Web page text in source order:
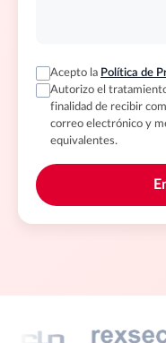
Acepto la Política de
Autorizo el
finalidad de recibir
correo electrónico y
equivalentes.